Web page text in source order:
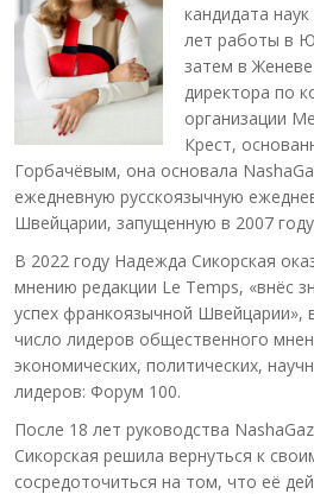
кандидата
лет работы в
затем в
директора по
организации
Крест,
Горбачёвым, она основала
ежедневную русскоязычную
Швейцарии, запущенную в 2007
В 2022 году Надежда Сикорская
мнению редакции Le Temps, «внёс
успех франкоязычной Швейцарии»,
число лидеров общественного
экономических, политических,
лидеров: Форум 100.
После 18 лет руководства
Сикорская решила вернуться к
сосредоточиться на том, что её